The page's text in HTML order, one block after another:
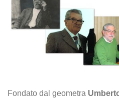
Fondato dal geometra